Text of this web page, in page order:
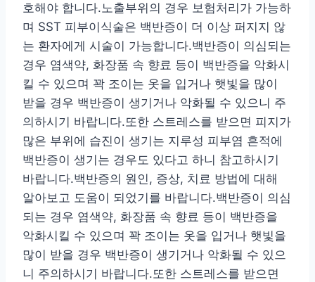
호해야 합니다.노출부위의 경우 보험처리가 가능하
며 SST 피부이식술은 백반증이 더 이상 퍼지지 않
는 환자에게 시술이 가능합니다.백반증이 의심되는
경우 염색약, 화장품 속 향료 등이 백반증을 악화시
킬 수 있으며 꽉 조이는 옷을 입거나 햇빛을 많이
받을 경우 백반증이 생기거나 악화될 수 있으니 주
의하시기 바랍니다.또한 스트레스를 받으면 피지가
많은 부위에 습진이 생기는 지루성 피부염 흔적에
백반증이 생기는 경우도 있다고 하니 참고하시기
바랍니다.백반증의 원인, 증상, 치료 방법에 대해
알아보고 도움이 되었기를 바랍니다.백반증이 의심
되는 경우 염색약, 화장품 속 향료 등이 백반증을
악화시킬 수 있으며 꽉 조이는 옷을 입거나 햇빛을
많이 받을 경우 백반증이 생기거나 악화될 수 있으
니 주의하시기 바랍니다.또한 스트레스를 받으면